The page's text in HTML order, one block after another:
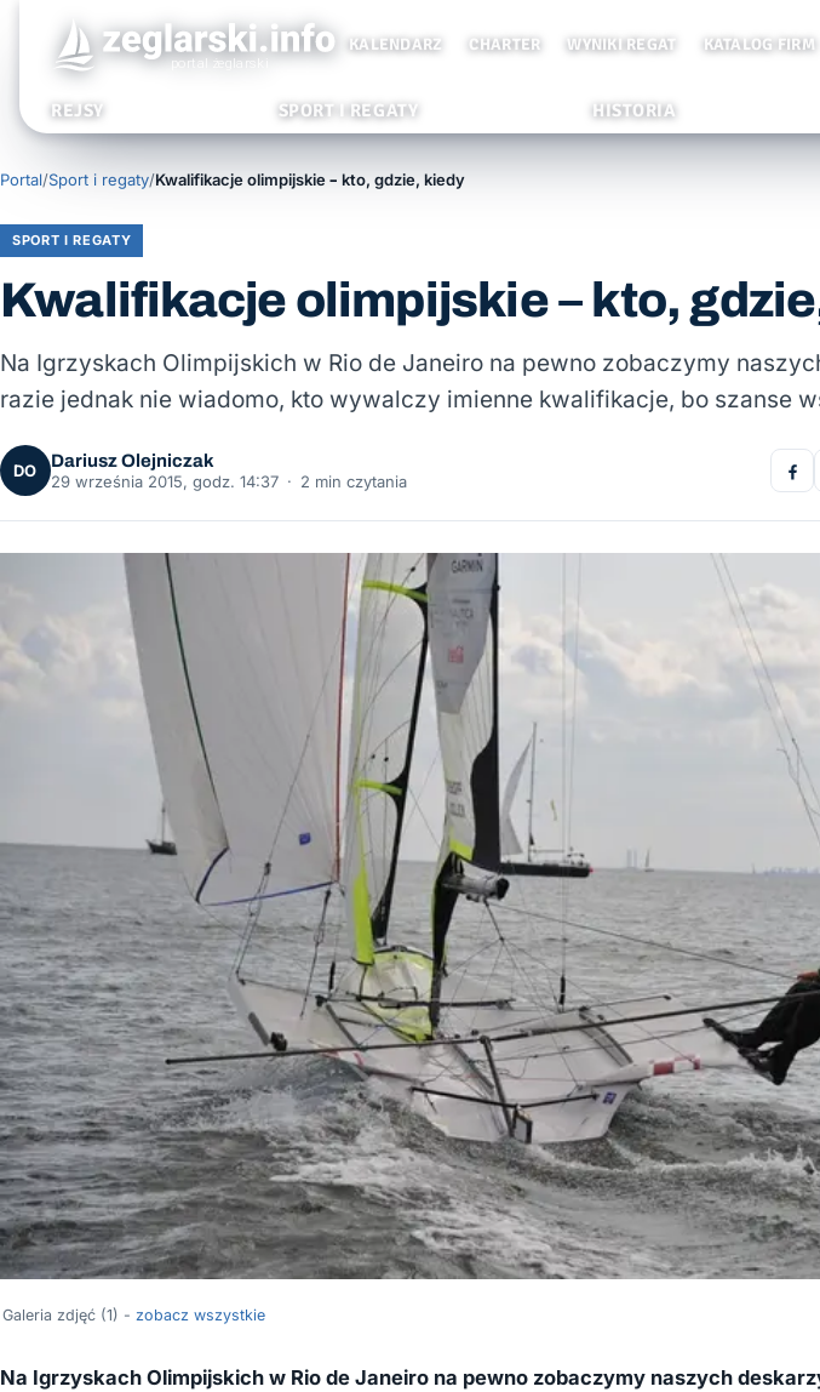
KALENDARZ CHARTER WYNIKI REGAT KATALOG FIRM
REJSY SPORT I REGATY HISTORIA
Portal/Sport i regaty/Kwalifikacje olimpijskie – kto, gdzie, kiedy
SPORT I REGATY
Kwalifikacje olimpijskie – kto,
Na Igrzyskach Olimpijskich w Rio de Janeiro na pewno zobaczymy
razie jednak nie wiadomo, kto wywalczy imienne kwalifikacje, bo szanse
DO
Dariusz Olejniczak
29 września 2015, godz. 14:37 · 2 min czytania
Galeria zdjęć (1) - zobacz wszystkie
Na Igrzyskach Olimpijskich w Rio de Janeiro na pewno zobaczymy naszych